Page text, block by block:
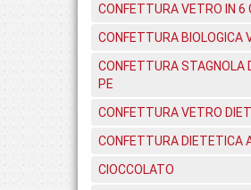
CONFETTURA VETRO IN 6
CONFETTURA BIOLOGICA
CONFETTURA STAGNOLA
PE
CONFETTURA VETRO
CONFETTURA DIETETICA
CIOCCOLATO